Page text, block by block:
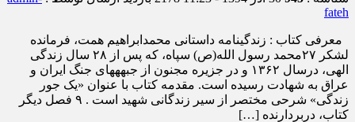
fateh
معرفی کتاب : زندگی‏نامه داستانی محمدابراهیم همت، فرمانده
لشکر ۲۷محمد رسول الله(ص) سپاه، که پس از ۲۸ سال زندگی
الهی، درسال ۱۳۶۲ و در جزیره مجنون از جبهه‏های جنگ ایران و
عراق به شهادت رسیده است. مقدمه کتاب با عنوان «یک جور
زندگی» شرحی مختصر از سیر زندگانی شهید است . ۹ فصل دیگر
کتاب، دربردارنده […]